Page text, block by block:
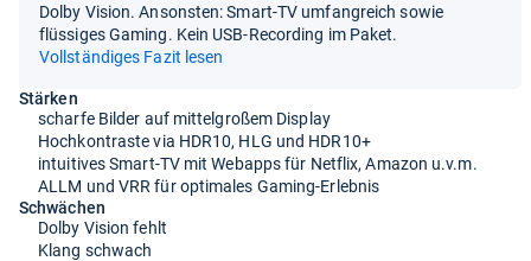
Dolby Vision. Ansonsten: Smart-TV umfangreich sowie
flüssiges Gaming. Kein USB-Recording im Paket.
Vollständiges Fazit lesen
Stärken
scharfe Bilder auf mittelgroßem Display
Hochkontraste via HDR10, HLG und HDR10+
intuitives Smart-TV mit Webapps für Netflix, Amazon u.v.m.
ALLM und VRR für optimales Gaming-Erlebnis
Schwächen
Dolby Vision fehlt
Klang schwach